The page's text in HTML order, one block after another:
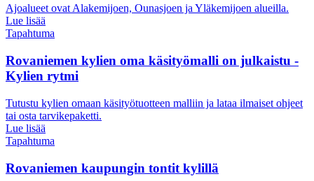
Ajoalueet ovat Alakemijoen, Ounasjoen ja Yläkemijoen alueilla.
Lue lisää
Tapahtuma
Rovaniemen kylien oma käsityömalli on julkaistu -
Kylien rytmi
Tutustu kylien omaan käsityötuotteen malliin ja lataa ilmaiset ohjeet
tai osta tarvikepaketti.
Lue lisää
Tapahtuma
Rovaniemen kaupungin tontit kylillä